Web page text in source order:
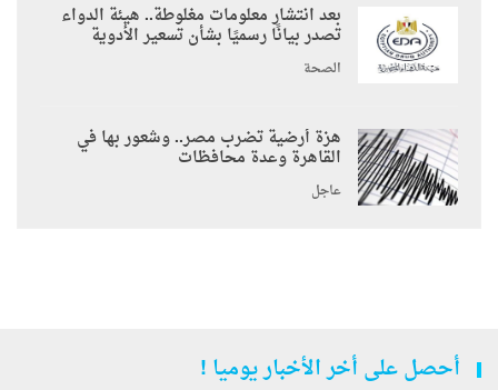
بعد انتشار معلومات مغلوطة.. هيئة الدواء
تصدر بيانًا رسميًا بشأن تسعير الأدوية
الصحة
هزة أرضية تضرب مصر.. وشعور بها في
القاهرة وعدة محافظات
عاجل
أحصل على أخر الأخبار يوميا !